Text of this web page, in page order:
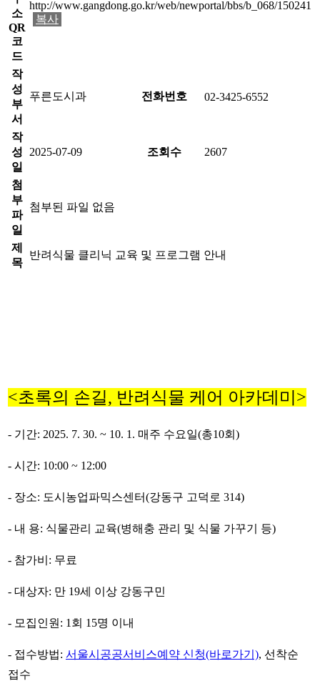
소
QR
코
드
http://www.gangdong.go.kr/web/newportal/bbs/b_068/150241
복사
작
성
부
서
푸른도시과 전화번호 02-3425-6552
작
성
일
2025-07-09 조회수 2607
첨
부
파
일
첨부된 파일 없음
제
목
반려식물 클리닉 교육 및 프로그램 안내
<초록의 손길, 반려식물 케어 아카데미>
- 기간: 2025. 7. 30. ~ 10. 1. 매주 수요일(총10회)
- 시간: 10:00 ~ 12:00
- 장소: 도시농업파믹스센터(강동구 고덕로 314)
- 내 용: 식물관리 교육(병해충 관리 및 식물 가꾸기 등)
- 참가비: 무료
- 대상자: 만 19세 이상 강동구민
- 모집인원: 1회 15명 이내
- 접수방법: 서울시공공서비스예약 신청(바로가기), 선착순
접수